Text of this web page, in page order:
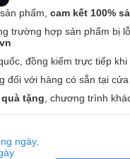
phẩm, cam kết 100%
trường hợp sản phẩm bị
đồng kiểm trực tiếp khi
đối với hàng có sẵn tại
tặng , chương trình
ngày,